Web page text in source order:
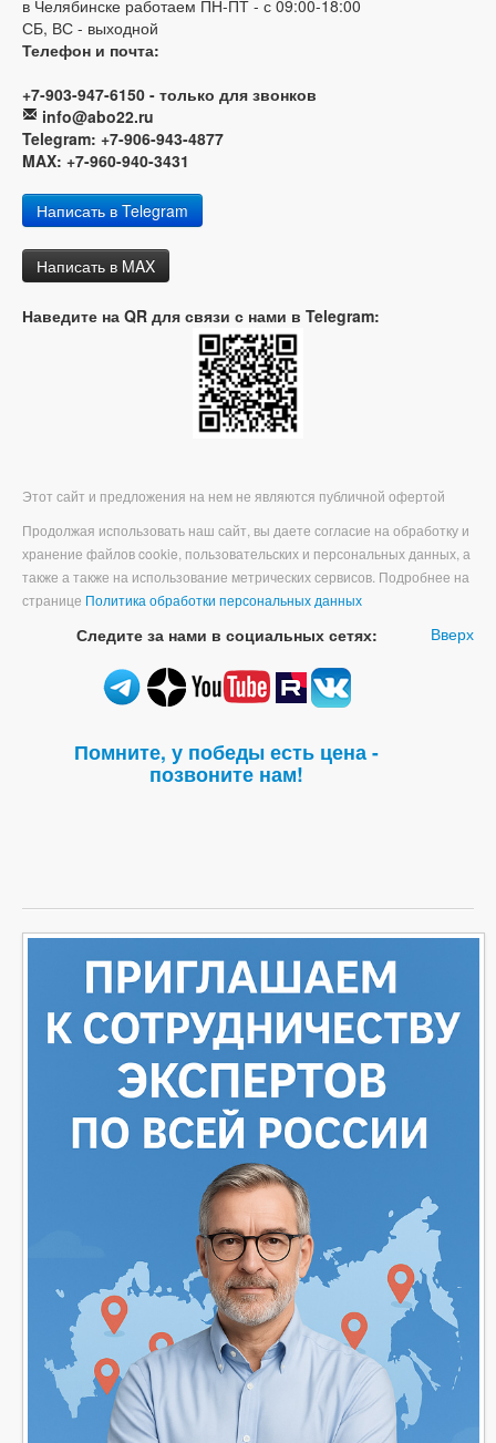
в Челябинске работаем ПН-ПТ - с 09:00-18:00
СБ, ВС - выходной
Телефон и почта:
+7-903-947-6150 - только для звонков
info@abo22.ru
Telegram: +7-906-943-4877
MAX: +7-960-940-3431
Написать в Telegram
Написать в MAX
Наведите на QR для связи с нами в Telegram:
Этот сайт и предложения на нем не являются публичной офертой
Продолжая использовать наш сайт, вы даете согласие на обработку и
хранение файлов cookie, пользовательских и персональных данных, а
также а также на использование метрических сервисов. Подробнее на
странице Политика обработки персональных данных
Вверх
Следите за нами в социальных сетях:
Помните, у победы есть цена -
позвоните нам!